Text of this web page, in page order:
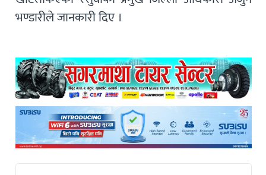
भण्डारीले जानकारी दिए ।